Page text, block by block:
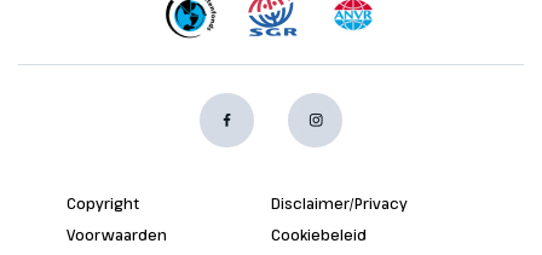
Copyright
Disclaimer/Privacy
Voorwaarden
Cookiebeleid